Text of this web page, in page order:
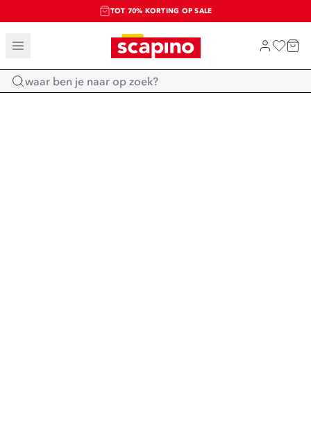
TOT 70% KORTING OP SALE
SALE: LAATSTE KANS!
SHOP NIEUW
Home